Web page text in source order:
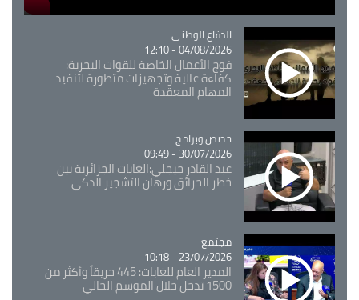
Catégorie
الدفاع الوطني
04/08/2026 - 12:10
فوج الأعمال الخاصة للقوات البحرية:
كفاءة عالية وتجهيزات متطورة لتنفيذ
المهام المعقدة
Catégorie
حصص وبرامج
30/07/2026 - 09:49
عبد القادر جيجلي:الغابات الجزائرية بين
خطر الحرائق ورهان التشجير الذكي
Catégorie
مجتمع
23/07/2026 - 10:18
المدير العام للغابات: 445 حريقاً وأكثر من
1500 تدخل خلال الموسم الحالي